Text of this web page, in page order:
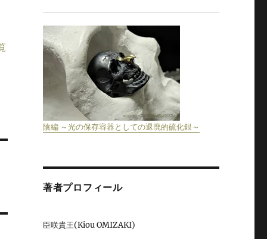
陰編 ～光の保存容器としての退廃的硫化銀～
著者プロフィール
臣咲貴王(Kiou OMIZAKI)